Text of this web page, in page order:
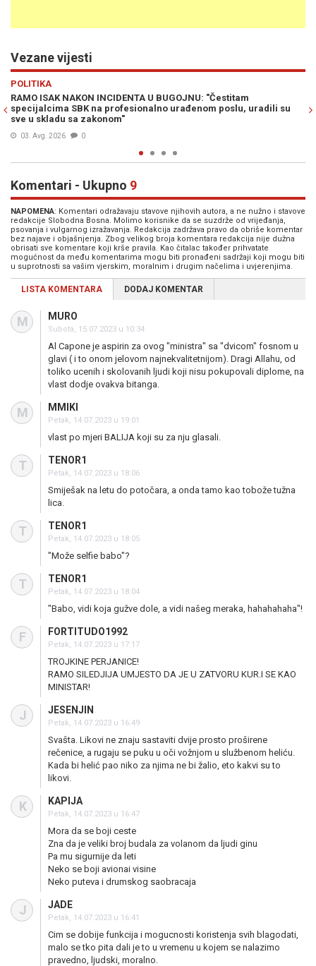
Vezane vijesti
su
POLITIKA
RAMO ISAK ZATRAŽIO DA PROMJENA SPOLA U FBIH BUDE
REGULISANA: "Novi propisi bi omogućili efikasno rješenje"
Komentari - Ukupno 9
NAPOMENA: Komentari odražavaju stavove njihovih autora, a ne nužno i stavove
redakcije Slobodna Bosna. Molimo korisnike da se suzdrže od vrijeđanja,
psovanja i vulgarnog izražavanja. Redakcija zadržava pravo da obriše komentar
bez najave i objašnjenja. Zbog velikog broja komentara redakcija nije dužna
obrisati sve komentare koji krše pravila. Kao čitalac također prihvatate
mogućnost da među komentarima mogu biti pronađeni sadržaji koji mogu biti
u suprotnosti sa vašim vjerskim, moralnim i drugim načelima i uvjerenjima.
LISTA KOMENTARA DODAJ KOMENTAR
M MURO
Subota, 15.07.2023 u 10:34
Al Capone je aspirin za ovog "ministra" sa "dvicom" fosnom u
glavi ( i to onom jelovom najnekvalitetnijom). Dragi Allahu, od
toliko ucenih i skolovanih ljudi koji nisu pokupovali diplome, na
vlast dodje ovakva bitanga.
M MMIKI
Petak, 14.07.2023 u 19:01
vlast po mjeri BALIJA koji su za nju glasali.
T TENOR1
Petak, 14.07.2023 u 18:06
Smiješak na letu do potočara, a onda tamo kao tobože tužna
lica.
T TENOR1
Petak, 14.07.2023 u 18:05
"Može selfie babo"?
T TENOR1
Petak, 14.07.2023 u 18:04
"Babo, vidi koja gužve dole, a vidi našeg meraka, hahahahaha"!
F FORTITUDO1992
Petak, 14.07.2023 u 17:17
TROJKINE PERJANICE!
RAMO SILEDJIJA UMJESTO DA JE U ZATVORU KUR.I SE KAO
MINISTAR!
J JESENJIN
Petak, 14.07.2023 u 16:49
Svašta. Likovi ne znaju sastaviti dvije prosto proširene
rečenice, a rugaju se puku u oči vožnjom u službenom heliću.
Kada bi helić pao niko za njima ne bi žalio, eto kakvi su to
likovi.
K KAPIJA
Petak, 14.07.2023 u 16:47
Mora da se boji ceste
Zna da je veliki broj budala za volanom da ljudi ginu
Pa mu sigurnije da leti
Neko se boji avionai visine
Neko puteva i drumskog saobracaja
J JADE
Petak, 14.07.2023 u 16:41
Cim se dobije funkcija i mogucnosti koristenja svih blagodati,
malo se tko pita dali je to u vremenu u kojem se nalazimo
pravedno, ljudski, moralno.